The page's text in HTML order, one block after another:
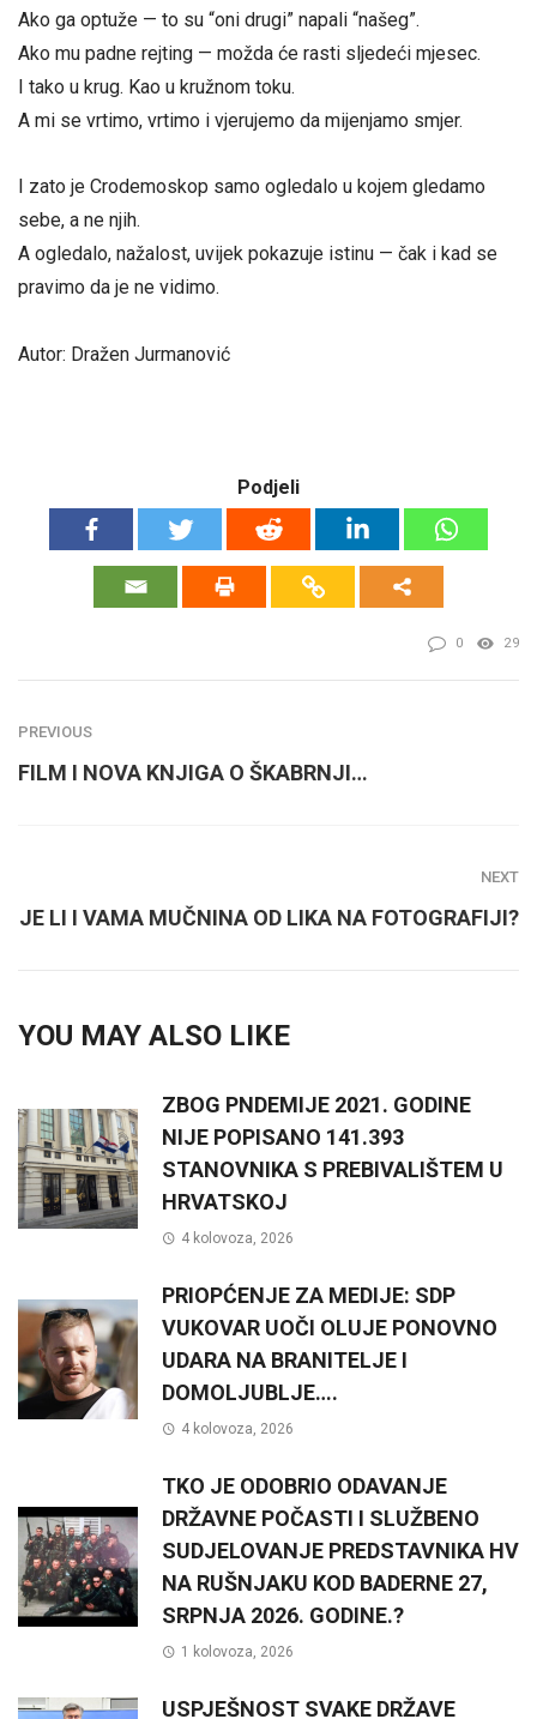
Ako ga optuže — to su “oni drugi” napali “našeg”.
Ako mu padne rejting — možda će rasti sljedeći mjesec.
I tako u krug. Kao u kružnom toku.
A mi se vrtimo, vrtimo i vjerujemo da mijenjamo smjer.
I zato je Crodemoskop samo ogledalo u kojem gledamo
sebe, a ne njih.
A ogledalo, nažalost, uvijek pokazuje istinu — čak i kad se
pravimo da je ne vidimo.
Autor: Dražen Jurmanović
Podjeli
0 29
PREVIOUS
FILM I NOVA KNJIGA O ŠKABRNJI…
NEXT
JE LI I VAMA MUČNINA OD LIKA NA FOTOGRAFIJI?
YOU MAY ALSO LIKE
ZBOG PNDEMIJE 2021. GODINE
NIJE POPISANO 141.393
STANOVNIKA S PREBIVALIŠTEM U
HRVATSKOJ
4 kolovoza, 2026
PRIOPĆENJE ZA MEDIJE: SDP
VUKOVAR UOČI OLUJE PONOVNO
UDARA NA BRANITELJE I
DOMOLJUBLJE….
4 kolovoza, 2026
TKO JE ODOBRIO ODAVANJE
DRŽAVNE POČASTI I SLUŽBENO
SUDJELOVANJE PREDSTAVNIKA HV
NA RUŠNJAKU KOD BADERNE 27,
SRPNJA 2026. GODINE.?
1 kolovoza, 2026
USPJEŠNOST SVAKE DRŽAVE